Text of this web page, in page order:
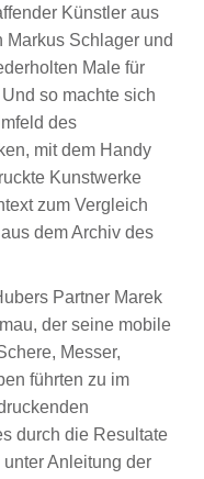
Künstler aus
Markus Schlager und
Male für
so machte sich
des
mit dem Handy
Kunstwerke
zum Vergleich
dem Archiv des
Partner Marek
der seine mobile
Messer,
führten zu im
durch die Resultate
Anleitung der